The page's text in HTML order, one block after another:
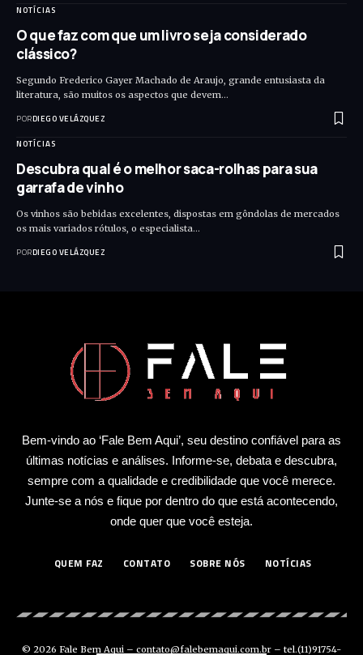
NOTÍCIAS
O que faz com que um livro seja considerado
clássico?
Segundo Frederico Gayer Machado de Araujo, grande entusiasta da
literatura, são muitos os aspectos que devem…
PORDIEGO VELÁZQUEZ
NOTÍCIAS
Descubra qual é o melhor saca-rolhas para sua
garrafa de vinho
Os vinhos são bebidas excelentes, dispostas em gôndolas de mercados
os mais variados rótulos, o especialista…
PORDIEGO VELÁZQUEZ
Bem-vindo ao ‘Fale Bem Aqui’, seu destino confiável para as
últimas notícias e análises. Informe-se, debata e descubra,
sempre com a qualidade e credibilidade que você merece.
Junte-se a nós e fique por dentro do que está acontecendo,
onde quer que você esteja.
QUEM FAZ CONTATO SOBRE NÓS NOTÍCIAS
© 2026 Fale Bem Aqui – contato@falebemaqui.com.br – tel.(11)91754-